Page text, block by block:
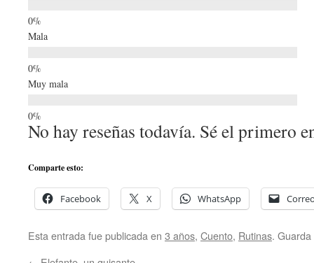
Mala
Muy mala
No hay reseñas todavía. Sé el primero
Comparte esto:
Facebook X WhatsApp
Esta entrada fue publicada en 3 años, Cuento, Rutinas.